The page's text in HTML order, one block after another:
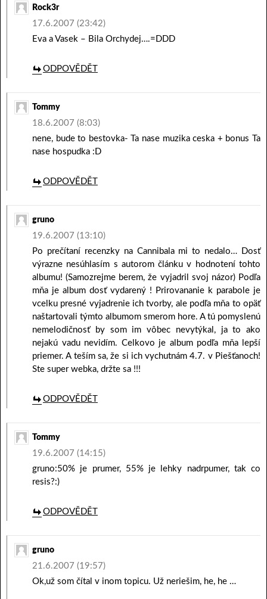
Rock3r
17.6.2007 (23:42)
Eva a Vasek – Bila Orchydej….=DDD
ODPOVĚDĚT
Tommy
18.6.2007 (8:03)
nene, bude to bestovka- Ta nase muzika ceska + bonus Ta
nase hospudka :D
ODPOVĚDĚT
gruno
19.6.2007 (13:10)
Po prečítaní recenzky na Cannibala mi to nedalo… Dosť
výrazne nesúhlasím s autorom článku v hodnotení tohto
albumu! (Samozrejme berem, že vyjadril svoj názor) Podľa
mňa je album dosť vydarený ! Prirovananie k parabole je
vcelku presné vyjadrenie ich tvorby, ale podľa mňa to opäť
naštartovali týmto albumom smerom hore. A tú pomyslenú
nemelodičnosť by som im vôbec nevytýkal, ja to ako
nejakú vadu nevidím. Celkovo je album podľa mňa lepší
priemer. A teším sa, že si ich vychutnám 4.7. v Piešťanoch!
Ste super webka, držte sa !!!
ODPOVĚDĚT
Tommy
19.6.2007 (14:15)
gruno:50% je prumer, 55% je lehky nadrpumer, tak co
resis?:)
ODPOVĚDĚT
gruno
21.6.2007 (19:57)
Ok,už som čítal v inom topicu. Už neriešim, he, he …